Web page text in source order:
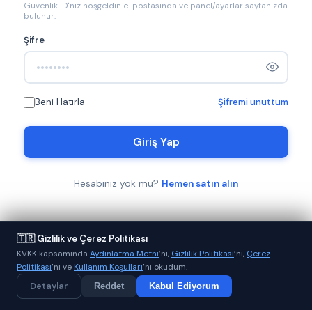
Güvenlik ID'niz hoşgeldin e-postasında ve panel/ayarlar sayfanızda
bulunur.
Şifre
Beni Hatırla Şifremi unuttum
Giriş Yap
Hesabınız yok mu? Hemen satın alın
🇹🇷 Gizlilik ve Çerez Politikası
KVKK kapsamında Aydınlatma Metni’ni, Gizlilik Politikası’nı, Çerez
Politikası’nı ve Kullanım Koşulları’nı okudum.
Detaylar
Reddet Kabul Ediyorum